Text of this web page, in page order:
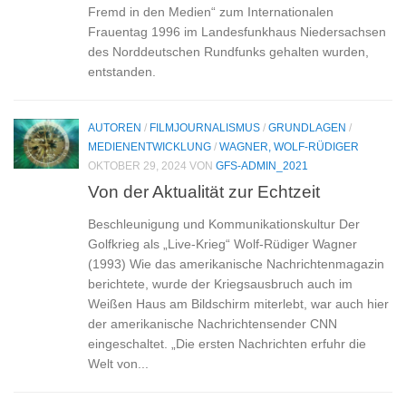
Fremd in den Medien“ zum Internationalen
Frauentag 1996 im Landesfunkhaus Niedersachsen
des Norddeutschen Rundfunks gehalten wurden,
entstanden.
AUTOREN / FILMJOURNALISMUS / GRUNDLAGEN /
MEDIENENTWICKLUNG / WAGNER, WOLF-RÜDIGER
OKTOBER 29, 2024 VON GFS-ADMIN_2021
Von der Aktualität zur Echtzeit
Beschleunigung und Kommunikationskultur Der
Golfkrieg als „Live-Krieg“ Wolf-Rüdiger Wagner
(1993) Wie das amerikanische Nachrichtenmagazin
berichtete, wurde der Kriegsausbruch auch im
Weißen Haus am Bildschirm miterlebt, war auch hier
der amerikanische Nachrichtensender CNN
eingeschaltet. „Die ersten Nachrichten erfuhr die
Welt von...